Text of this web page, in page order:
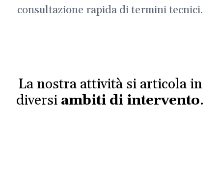
consultazione rapida di termini tecnici.
La nostra attività si articola in
diversi ambiti di intervento.